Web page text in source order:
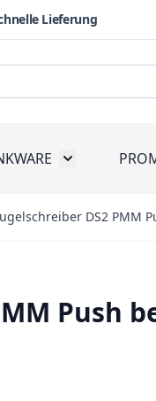
Lieferung
for Werkzeug
Toggle
DS2 PMM
Push